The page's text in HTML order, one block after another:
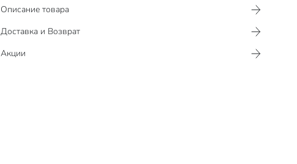
Описание товара
Доставка и Возврат
Акции